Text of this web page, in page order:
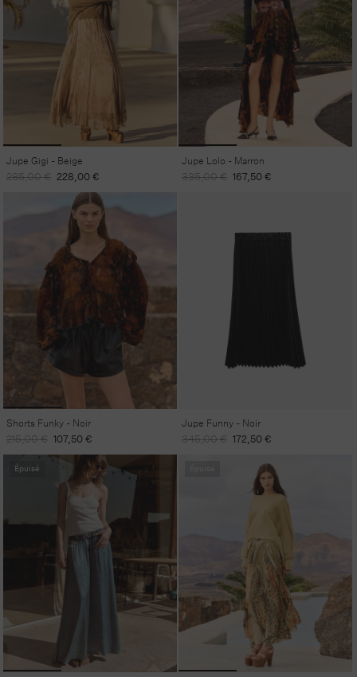
Jupe Gigi - Beige
Prix
285,00 € Prix
promotionnel
228,00 €
Jupe Lolo - Marron
Prix
335,00 € Prix
167,50 €
Shorts Funky - Noir
Prix
habituel
215,00 € Prix
promotionnel
107,50 €
Jupe Funny - Noir
Prix
345,00 € Prix
172,50 €
Épuisé